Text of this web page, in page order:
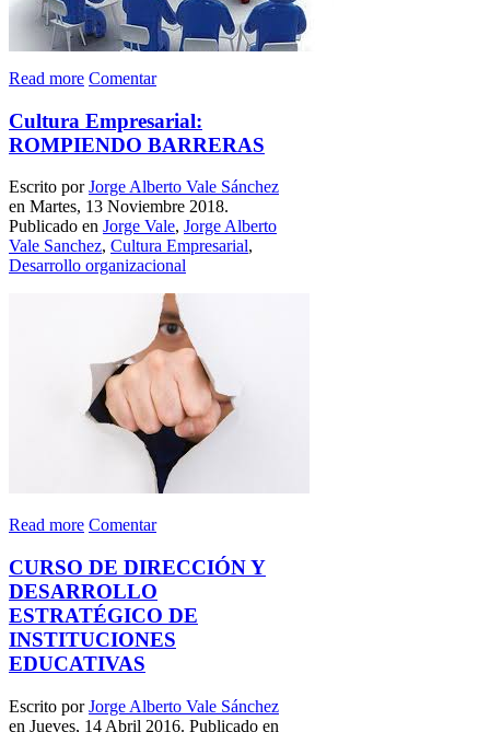
Read more Comentar
Cultura Empresarial:
ROMPIENDO BARRERAS
Escrito porJorge Alberto Vale Sánchez
en Martes, 13 Noviembre 2018.
Publicado en Jorge Vale, Jorge Alberto
Vale Sanchez, Cultura Empresarial,
Desarrollo organizacional
Read more Comentar
CURSO DE DIRECCIÓN Y
DESARROLLO
ESTRATÉGICO DE
INSTITUCIONES
EDUCATIVAS
Escrito porJorge Alberto Vale Sánchez
en Jueves, 14 Abril 2016. Publicado en